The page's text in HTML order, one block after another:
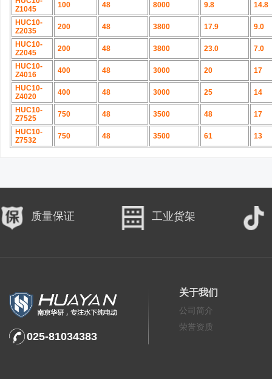
Z1045
100 48 8000 9.8 14.8
HUC10-
Z2035
200 48 3800 17.9 9.0
HUC10-
Z2045
200 48 3800 23.0 7.0
HUC10-
Z4016
400 48 3000 20 17
HUC10-
Z4020
400 48 3000 25 14
HUC10-
Z7525
750 48 3500 48 17
HUC10-
Z7532
750 48 3500 61 13
质量保证 工业货架
025-81034383
关于我们
公司简介
荣誉资质